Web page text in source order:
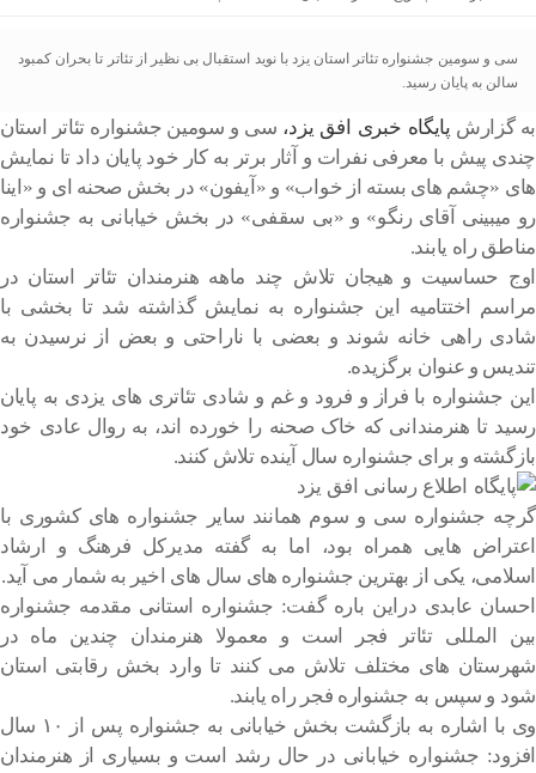
سی و سومین جشنواره تئاتر استان یزد با نوید استقبال بی نظیر از تئاتر تا بحران کمبود
سالن به پایان رسید.
به گزارش پایگاه خبری افق یزد، سی و سومین جشنواره تئاتر استان
چندی پیش با معرفی نفرات و آثار برتر به کار خود پایان داد تا نمایش
های «چشم های بسته از خواب» و «آیفون» در بخش صحنه ای و «اینا
رو میبینی آقای رنگو» و «بی سقفی» در بخش خیابانی به جشنواره
مناطق راه یابند.
اوج حساسیت و هیجان تلاش چند ماهه هنرمندان تئاتر استان در
مراسم اختتامیه این جشنواره به نمایش گذاشته شد تا بخشی با
شادی راهی خانه شوند و بعضی با ناراحتی و بعض از نرسیدن به
تندیس و عنوان برگزیده.
این جشنواره با فراز و فرود و غم و شادی تئاتری های یزدی به پایان
رسید تا هنرمندانی که خاک صحنه را خورده اند، به روال عادی خود
بازگشته و برای جشنواره سال آینده تلاش کنند.
گرچه جشنواره سی و سوم همانند سایر جشنواره های کشوری با
اعتراض هایی همراه بود، اما به گفته مدیرکل فرهنگ و ارشاد
اسلامی، یکی از بهترین جشنواره های سال های اخیر به شمار می آید.
احسان عابدی دراین باره گفت: جشنواره استانی مقدمه جشنواره
بین المللی تئاتر فجر است و معمولا هنرمندان چندین ماه در
شهرستان های مختلف تلاش می کنند تا وارد بخش رقابتی استان
شود و سپس به جشنواره فجر راه یابند.
وی با اشاره به بازگشت بخش خیابانی به جشنواره پس از ۱۰ سال
افزود: جشنواره خیابانی در حال رشد است و بسیاری از هنرمندان